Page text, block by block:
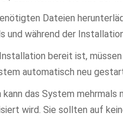
Dateien
und während der
bereit ist,
automatisch neu
das System mehrmals
wird. Sie sollten auf